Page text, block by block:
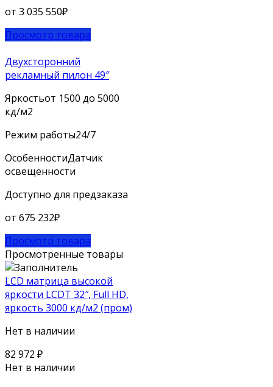
от 3 035 550₽
Просмотр товара
Двухсторонний
рекламный пилон 49″
Яркостьот 1500 до 5000
кд/м2
Режим работы24/7
ОсобенностиДатчик
освещенности
Доступно для предзаказа
от 675 232₽
Просмотр товара
Просмотренные товары
LCD матрица высокой
яркости LCDT 32″, Full HD,
яркость 3000 кд/м2 (пром)
Нет в наличии
82 972 ₽
Нет в наличии